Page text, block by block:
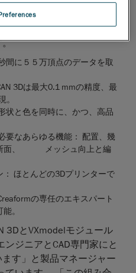
ソフトウェアは、
。
間に５５万頂点のデータを取
3Dは最大0.1 mmの精度、最
状と色を同時に、かつ、高品
要なあらゆる機能 ： 配置、幾
断面、 メッシュ向上と編
： ほとんどの3Dプリンターで
の専任のエキスパート
。
3DとVXmodelモジュール
ジニアとCAD専門家にと
す」と製品マネージャー